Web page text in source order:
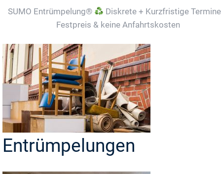
SUMO Entrümpelung®
Diskrete + Kurzfristige
Festpreis & keine Anfahrtskosten
Entrümpelungen